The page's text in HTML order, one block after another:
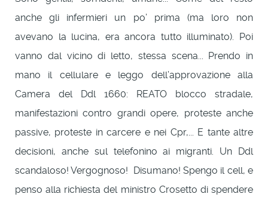
anche gli infermieri un po’ prima (ma loro non
avevano la lucina, era ancora tutto illuminato). Poi
vanno dal vicino di letto, stessa scena... Prendo in
mano il cellulare e leggo dell’approvazione alla
Camera del Ddl 1660: REATO blocco stradale,
manifestazioni contro grandi opere, proteste anche
passive, proteste in carcere e nei Cpr,... E tante altre
decisioni, anche sul telefonino ai migranti. Un Ddl
scandaloso! Vergognoso! Disumano! Spengo il cell, e
penso alla richiesta del ministro Crosetto di spendere